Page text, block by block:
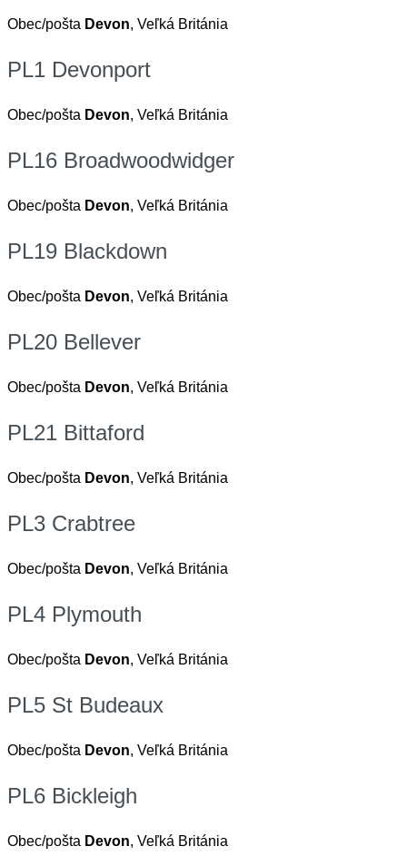
Obec/pošta Devon, Veľká Británia
PL1 Devonport
Obec/pošta Devon, Veľká Británia
PL16 Broadwoodwidger
Obec/pošta Devon, Veľká Británia
PL19 Blackdown
Obec/pošta Devon, Veľká Británia
PL20 Bellever
Obec/pošta Devon, Veľká Británia
PL21 Bittaford
Obec/pošta Devon, Veľká Británia
PL3 Crabtree
Obec/pošta Devon, Veľká Británia
PL4 Plymouth
Obec/pošta Devon, Veľká Británia
PL5 St Budeaux
Obec/pošta Devon, Veľká Británia
PL6 Bickleigh
Obec/pošta Devon, Veľká Británia